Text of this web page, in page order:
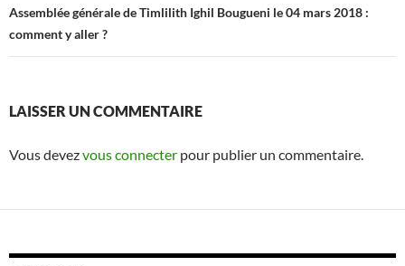
Assemblée générale de Timlilith Ighil Bougueni le 04 mars 2018 :
comment y aller ?
LAISSER UN COMMENTAIRE
Vous devezvous connecter pour publier un commentaire.